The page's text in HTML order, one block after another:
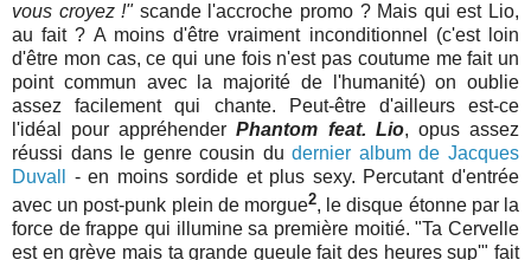
vous croyez !" scande l'accroche promo ? Mais qui est Lio,
au fait ? A moins d'être vraiment inconditionnel (c'est loin
d'être mon cas, ce qui une fois n'est pas coutume me fait un
point commun avec la majorité de l'humanité) on oublie
assez facilement qui chante. Peut-être d'ailleurs est-ce
l'idéal pour appréhenderPhantom feat. Lio, opus assez
réussi dans le genre cousin dudernier album de Jacques
Duvall
- en moins sordide et plus sexy. Percutant d'entrée
avec un post-punk plein de morgue2, le disque étonne par la
force de frappe qui illumine sa première moitié. "Ta Cervelle
est en grève mais ta grande gueule fait des heures sup'" fait